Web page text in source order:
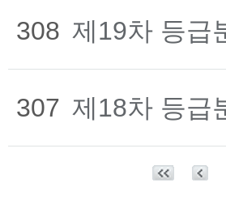
308 제19차 등급
307 제18차 등급